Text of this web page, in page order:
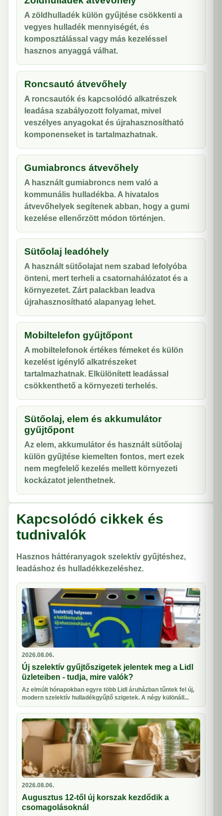
A zöldhulladék külön gyűjtése csökkenti a
vegyes hulladék mennyiségét, és
komposztálással vagy más kezeléssel
hasznos anyaggá válhat.
Roncsautó átvevőhely
A roncsautók és kapcsolódó alkatrészek
leadása szabályozott folyamat, mivel
veszélyes anyagokat és újrahasznosítható
komponenseket is tartalmazhatnak.
Gumiabroncs átvevőhely
A használt gumiabroncs nem való a
kommunális hulladékba. A hivatalos
átvevőhelyek segítenek abban, hogy a gumi
kezelése ellenőrzött módon történjen.
Sütőolaj leadóhely
A használt sütőolajat nem szabad lefolyóba
önteni, mert terheli a csatornahálózatot és a
környezetet. Zárt palackban leadva
újrahasznosítható alapanyag lehet.
Mobiltelefon gyűjtőpont
A mobiltelefonok értékes fémeket és külön
kezelést igénylő alkatrészeket
tartalmazhatnak. Elkülönített leadással
csökkenthető a környezeti terhelés.
Sütőolaj, elem és akkumulátor
gyűjtőpont
Az elem, akkumulátor és használt sütőolaj
külön gyűjtése kiemelten fontos, mert ezek
nem megfelelő kezelés mellett környezeti
kockázatot jelenthetnek.
Kapcsolódó cikkek és
tudnivalók
Hasznos háttéranyagok szelektív gyűjtéshez,
leadáshoz és hulladékkezeléshez.
2026.08.06.
Új szelektív gyűjtőszigetek jelentek meg a Lidl
üzleteiben - tudja, mire valók?
Az elmúlt hónapokban egyre több Lidl áruházban tűntek fel új,
modern szelektív hulladékgyűjtő szigetek. A négy különáll...
2026.08.06.
Augusztus 12-től új korszak kezdődik a
csomagolásoknál